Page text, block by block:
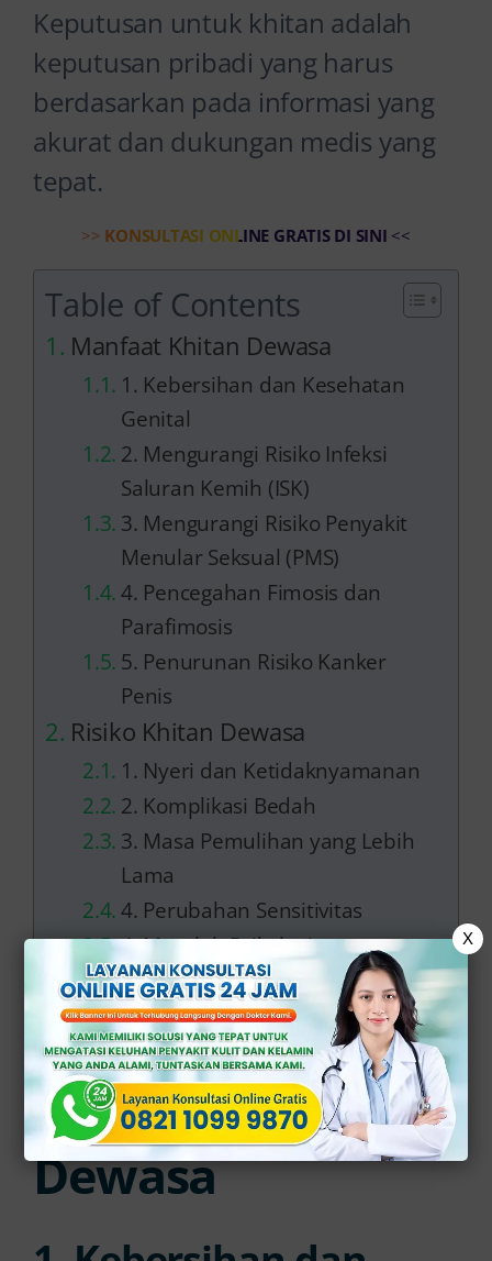
Keputusan untuk khitan adalah
keputusan pribadi yang harus
berdasarkan pada informasi yang
akurat dan dukungan medis yang
tepat.
>> KONSULTASI ONLINE GRATIS DI SINI <<
Table of Contents
Manfaat Khitan Dewasa
1. Kebersihan dan Kesehatan
Genital
2. Mengurangi Risiko Infeksi
Saluran Kemih (ISK)
3. Mengurangi Risiko Penyakit
Menular Seksual (PMS)
4. Pencegahan Fimosis dan
Parafimosis
5. Penurunan Risiko Kanker
Penis
Risiko Khitan Dewasa
1. Nyeri dan Ketidaknyamanan
2. Komplikasi Bedah
3. Masa Pemulihan yang Lebih
Lama
4. Perubahan Sensitivitas
4. Masalah Psikologis
Layanan Khitan Dewasa di Klinik
Apollo
Manfaat Khitan
Dewasa
X